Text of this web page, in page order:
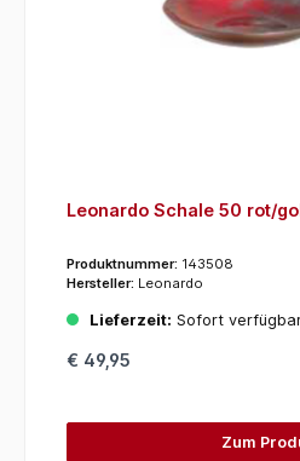
Leonardo Schale 50 rot/
Produktnummer: 143508
Hersteller: Leonardo
Lieferzeit: Sofort
€ 49,95
Zum